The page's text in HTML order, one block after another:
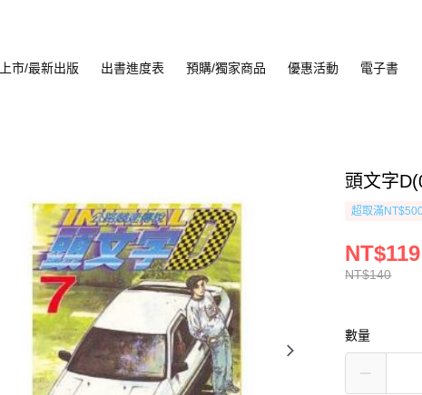
市/最新出版 出書進度表 預購/獨家商品 優惠活動 電子書
頭文字
超取滿
NT$140
NT$119
數量